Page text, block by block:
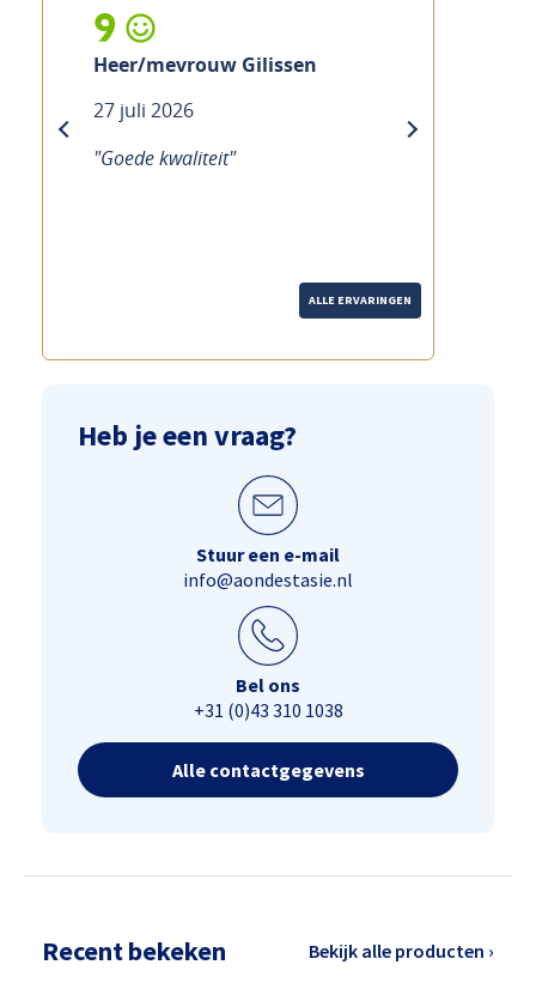
9
Heer/mevrouw Gilissen
27 juli 2026
"Goede kwaliteit"
next
ALLE ERVARINGEN
Heb je een vraag?
Stuur een e-mail
info@aondestasie.nl
Bel ons
+31 (0)43 310 1038
Alle contactgegevens
Recent bekeken Bekijk alle producten ›